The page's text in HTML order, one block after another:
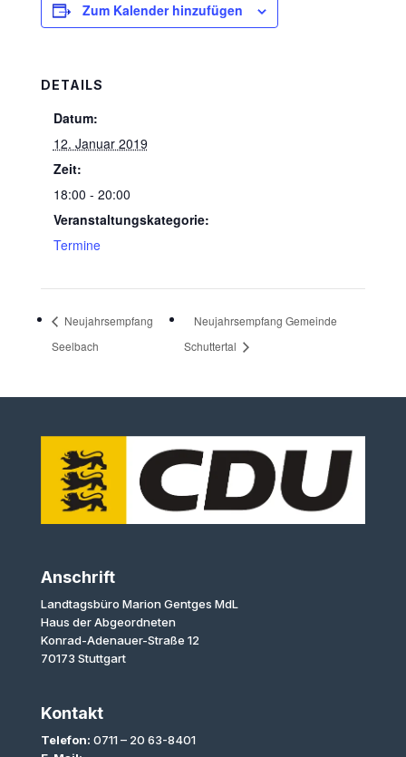
Zum Kalender hinzufügen
DETAILS
Datum:
12. Januar 2019
Zeit:
18:00 - 20:00
Veranstaltungskategorie:
Termine
Neujahrsempfang
Seelbach
Neujahrsempfang Gemeinde
Schuttertal
Anschrift
Landtagsbüro Marion Gentges MdL
Haus der Abgeordneten
Konrad-Adenauer-Straße 12
70173 Stuttgart
Kontakt
Telefon: 0711 – 20 63-8401